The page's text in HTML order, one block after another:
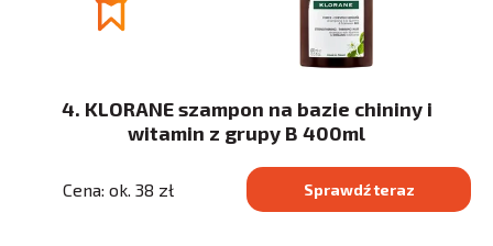
4. KLORANE szampon na bazie chininy i
witamin z grupy B 400ml
Cena: ok. 38 zł Sprawdź teraz